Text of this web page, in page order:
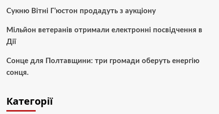
Сукню Вітні Г’юстон продадуть з аукціону
Мільйон ветеранів отримали електронні посвідчення в
Дії
Сонце для Полтавщини: три громади оберуть енергію
сонця.
Категорії